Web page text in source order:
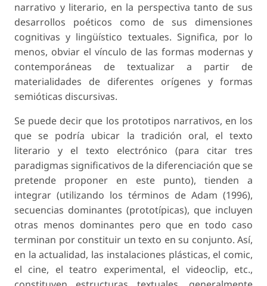
narrativo y literario, en la perspectiva tanto de sus
desarrollos poéticos como de sus dimensiones
cognitivas y lingüístico textuales. Significa, por lo
menos, obviar el vínculo de las formas modernas y
contemporáneas de textualizar a partir de
materialidades de diferentes orígenes y formas
semióticas discursivas.
Se puede decir que los prototipos narrativos, en los
que se podría ubicar la tradición oral, el texto
literario y el texto electrónico (para citar tres
paradigmas significativos de la diferenciación que se
pretende proponer en este punto), tienden a
integrar (utilizando los términos de Adam (1996),
secuencias dominantes (prototípicas), que incluyen
otras menos dominantes pero que en todo caso
terminan por constituir un texto en su conjunto. Así,
en la actualidad, las instalaciones plásticas, el comic,
el cine, el teatro experimental, el videoclip, etc.,